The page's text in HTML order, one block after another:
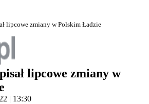
lipcowe zmiany w Polskim Ładzie
lipcowe zmiany w
| 13:30